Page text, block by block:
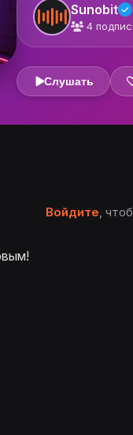
Sunobit
4
Слушать
Войдите,